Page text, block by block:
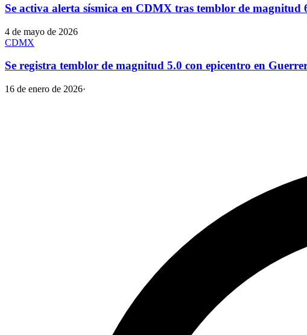
Se activa alerta sísmica en CDMX tras temblor de magnitud
4 de mayo de 2026
CDMX
Se registra temblor de magnitud 5.0 con epicentro en
16 de enero de 2026·